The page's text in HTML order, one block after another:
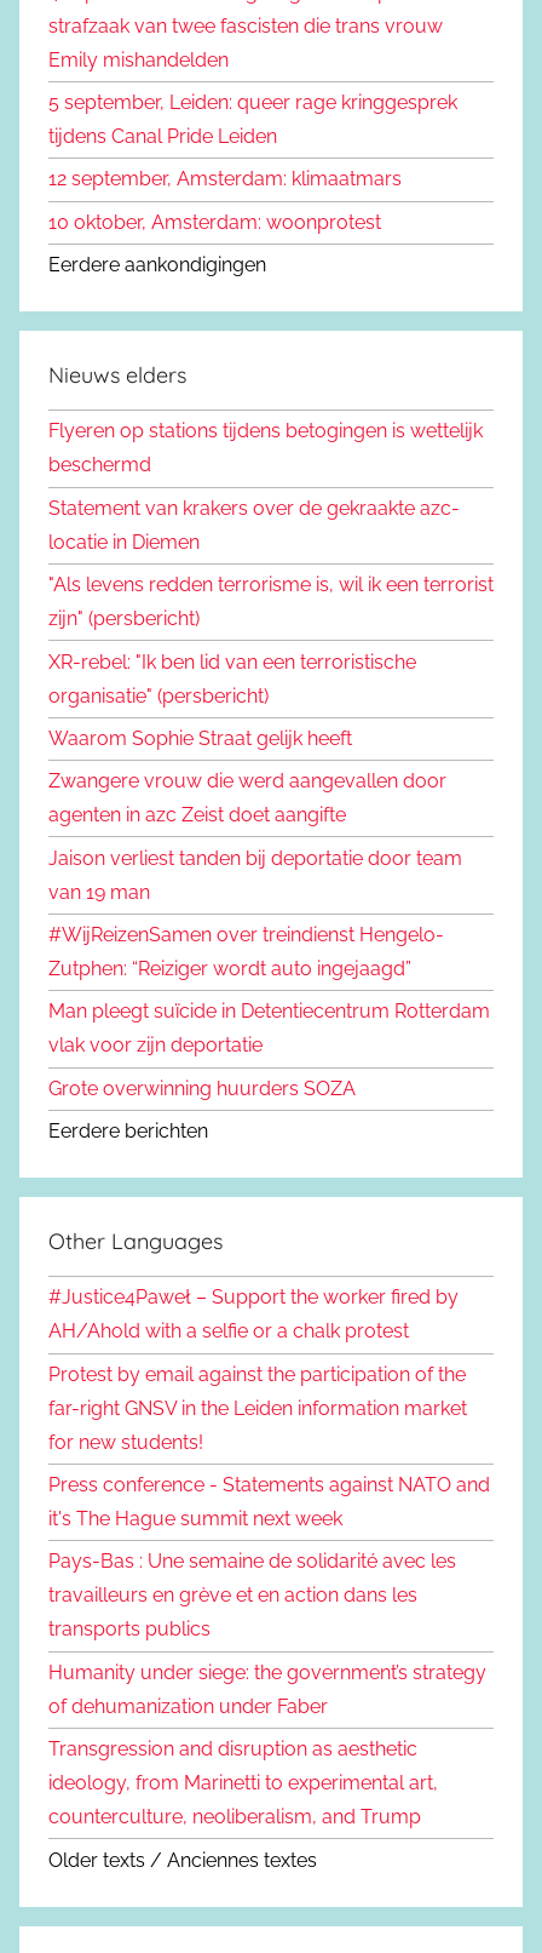
strafzaak van twee fascisten die trans vrouw
Emily mishandelden
5 september, Leiden: queer rage kringgesprek
tijdens Canal Pride Leiden
12 september, Amsterdam: klimaatmars
10 oktober, Amsterdam: woonprotest
Eerdere aankondigingen
Nieuws elders
Flyeren op stations tijdens betogingen is wettelijk
beschermd
Statement van krakers over de gekraakte azc-
locatie in Diemen
"Als levens redden terrorisme is, wil ik een terrorist
zijn" (persbericht)
XR-rebel: "Ik ben lid van een terroristische
organisatie" (persbericht)
Waarom Sophie Straat gelijk heeft
Zwangere vrouw die werd aangevallen door
agenten in azc Zeist doet aangifte
Jaison verliest tanden bij deportatie door team
van 19 man
#WijReizenSamen over treindienst Hengelo-
Zutphen: “Reiziger wordt auto ingejaagd”
Man pleegt suïcide in Detentiecentrum Rotterdam
vlak voor zijn deportatie
Grote overwinning huurders SOZA
Eerdere berichten
Other Languages
#Justice4Paweł – Support the worker fired by
AH/Ahold with a selfie or a chalk protest
Protest by email against the participation of the
far-right GNSV in the Leiden information market
for new students!
Press conference - Statements against NATO and
it's The Hague summit next week
Pays-Bas : Une semaine de solidarité avec les
travailleurs en grève et en action dans les
transports publics
Humanity under siege: the government’s strategy
of dehumanization under Faber
Transgression and disruption as aesthetic
ideology, from Marinetti to experimental art,
counterculture, neoliberalism, and Trump
Older texts / Anciennes textes